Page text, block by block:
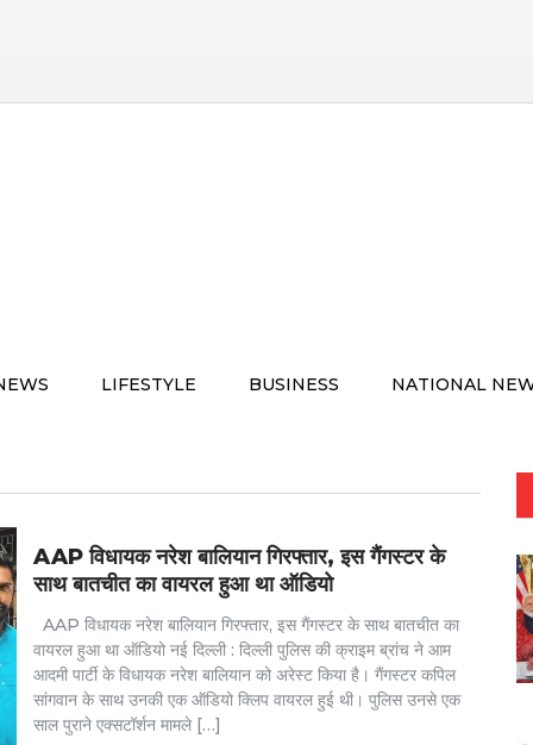
LIFESTYLE BUSINESS NATIONAL
AAP विधायक नरेश बालियान गिरफ्तार, इस गैंगस्टर के
साथ बातचीत का वायरल हुआ था ऑडियो
AAP विधायक नरेश बालियान गिरफ्तार, इस गैंगस्टर के साथ बातचीत का
वायरल हुआ था ऑडियो नई दिल्ली : दिल्ली पुलिस की क्राइम ब्रांच ने आम
आदमी पार्टी के विधायक नरेश बालियान को अरेस्ट किया है। गैंगस्टर कपिल
सांगवान के साथ उनकी एक ऑडियो क्लिप वायरल हुई थी। पुलिस उनसे एक
साल पुराने एक्सटॉर्शन मामले […]